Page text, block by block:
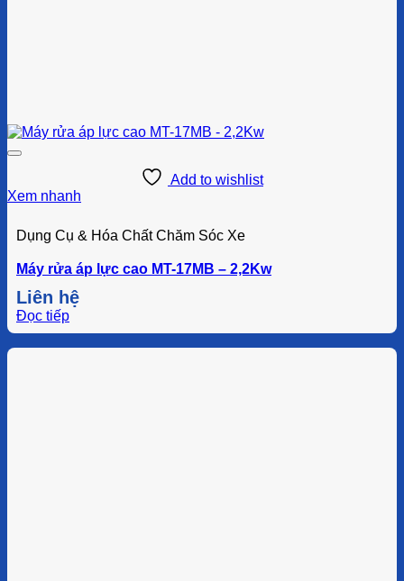
Add to wishlist
Xem nhanh
Dụng Cụ & Hóa Chất Chăm Sóc Xe
Máy rửa áp lực cao MT-17MB – 2,2Kw
Liên hệ
Đọc tiếp